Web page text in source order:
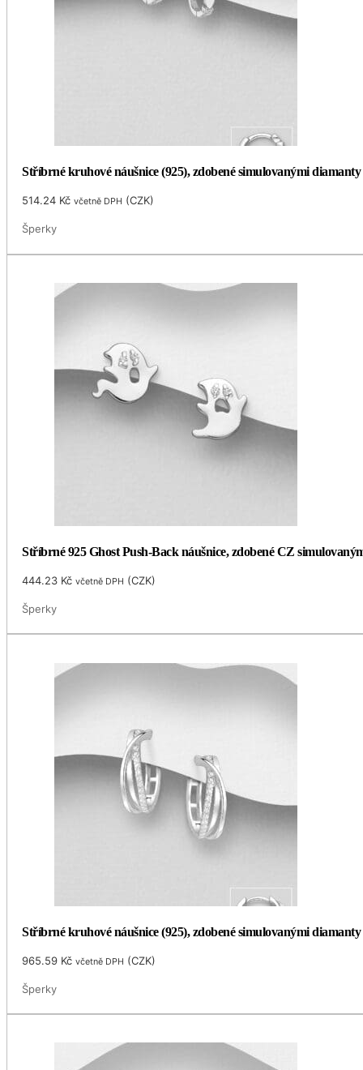
Stříbrné kruhové náušnice (925), zdobené simulovanými
514.24 Kč včetně DPH (CZK)
Šperky
Stříbrné 925 Ghost Push-Back náušnice, zdobené CZ
444.23 Kč včetně DPH (CZK)
Šperky
Stříbrné kruhové náušnice (925), zdobené simulovanými
965.59 Kč včetně DPH (CZK)
Šperky